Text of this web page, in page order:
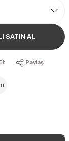
SATIN AL
Paylaş